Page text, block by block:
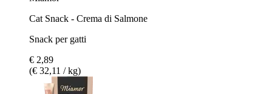
Cat Snack - Crema di Salmone
Snack per gatti
€ 2,89
(€ 32,11 / kg)